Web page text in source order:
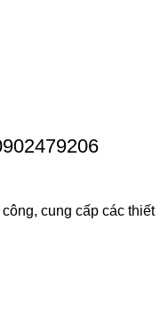
cung cấp các thiết